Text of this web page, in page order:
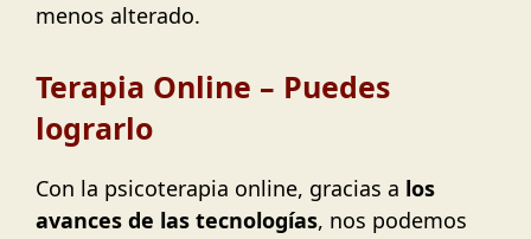
menos alterado.
Terapia Online – Puedes
lograrlo
Con la psicoterapia online, gracias a los
avances de las tecnologías, nos podemos